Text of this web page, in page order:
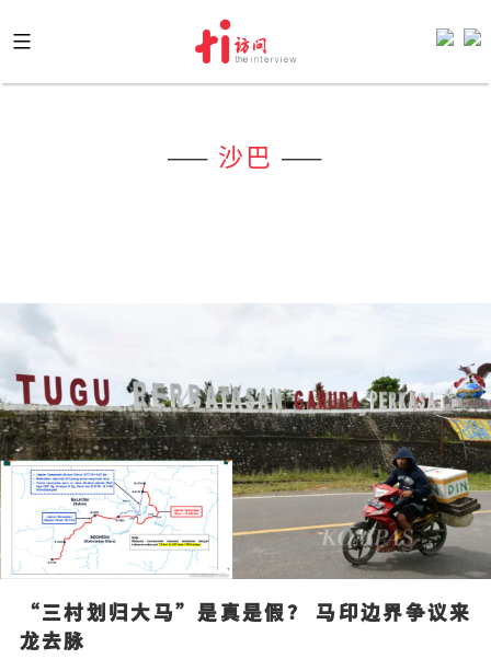
to
content
—— 沙巴 ——
“三村划归大马”是真是假？ 马印边界争议来
龙去脉